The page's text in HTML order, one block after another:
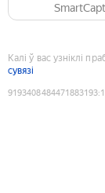
Калі ў вас узніклі
сувязі
9193408484471883193: